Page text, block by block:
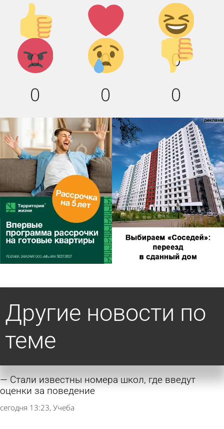
Палец
вверх!
0
Лайк!
0
Дикий
смех!
0
Агрессия!
0
Грусть :
(
0
Палец
вниз!
0
Другие новости по
теме
Стали известны номера школ, где введут
оценки за поведение
сегодня 13:23 Учеба